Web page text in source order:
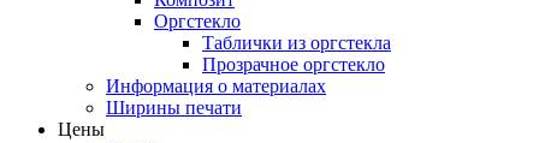
Оргстекло
Таблички из оргстекла
Прозрачное оргстекло
Информация о материалах
Ширины печати
Цены